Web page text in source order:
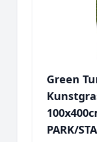
Green
PARK/